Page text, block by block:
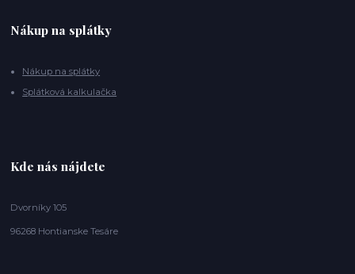
Nákup na splátky
Nákup na splátky
Splátková kalkulačka
Kde nás nájdete
Dvorníky 105
96268 Hontianske Tesáre